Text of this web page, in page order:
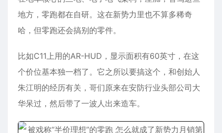
地方，零跑都在自研。这在新势力里也不算多稀奇
哈，但零跑还会搞别的零件。
比如C11上用的AR-HUD，显示面积有60英寸，在这
个价位基本独一档了。它之所以要搞这个，和创始人
朱江明的经历有关，哥们原来在安防行业头部公司大
华呆过，然后带了一波人出来造车。